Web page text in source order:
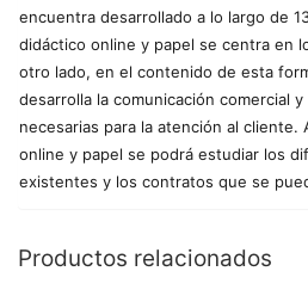
encuentra desarrollado a lo largo de
didáctico online y papel se centra en
otro lado, en el contenido de esta
desarrolla la comunicación comercial
necesarias para la atención al cliente.
online y papel se podrá estudiar los
existentes y los contratos que se
Productos relacionados